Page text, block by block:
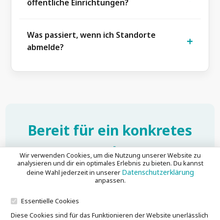
öffentliche Einrichtungen?
Was passiert, wenn ich Standorte
abmelde?
aktuelle Standortzahl an. Kein Lock-in. Du
Bereit für ein konkretes
Angebot?
Wir machen dir gerne eine Demo und ein
Küche kennen.
Wir verwenden Cookies, um die Nutzung unserer Website zu
analysieren und dir ein optimales Erlebnis zu bieten. Du kannst
deine Wahl jederzeit in unserer Datenschutzerklärung
anpassen.
Essentielle Cookies
Diese Cookies sind für das Funktionieren der Website unerlässlich